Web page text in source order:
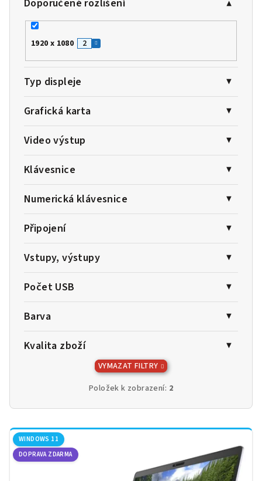
Doporučené rozlišení
1920 x 1080 2
Typ displeje
Grafická karta
Video výstup
Klávesnice
Numerická klávesnice
Připojení
Vstupy, výstupy
Počet USB
Barva
Kvalita zboží
VYMAZAT FILTRY
Položek k zobrazení: 2
V
WINDOWS 11
DOPRAVA ZDARMA